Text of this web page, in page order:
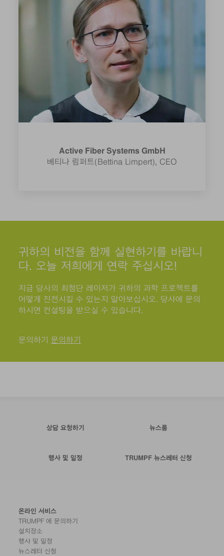
Active Fiber Systems GmbH
베티나 림퍼트(Bettina Limpert), CEO
귀하의 비전을 함께 실현하기를 바랍니
다. 오늘 저희에게 연락 주십시오!
지금 당사의 최첨단 레이저가 귀하의 과학 프로젝트를
어떻게 진전시킬 수 있는지 알아보십시오. 당사에 문의
하시면 컨설팅을 받으실 수 있습니다.
문의하기문의하기
상담 요청하기 뉴스룸
행사 및 일정 TRUMPF 뉴스레터 신청
온라인 서비스
TRUMPF 에 문의하기
설치장소
행사 및 일정
뉴스레터 신청